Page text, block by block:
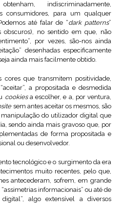
indiscriminadamente,
consumidores, para um qualquer
até falar de “dark patterns”
obscuros), no sentido em que, não
por vezes, são-nos ainda
desenhadas especificamente
ainda mais facilmente obtido.
cores que transmitem positividade,
a propositada e desmedida
cookiesa escolher, e a, por ventura,
sem antes aceitar os mesmos, são
do utilizador digital que
sendo ainda mais gravoso que, por
de forma propositada e
ou desenvolvedor.
tecnológico e o surgimento da era
muito recentes, pelo que,
antecederam, sofrem, em grande
informacionais” ou até de
algo extensível a diversos